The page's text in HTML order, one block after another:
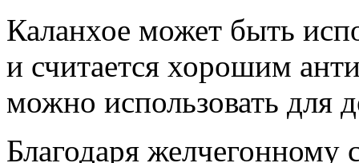
Каланхое может быть
и считается хорошим
можно использовать для
Благодаря желчегонному